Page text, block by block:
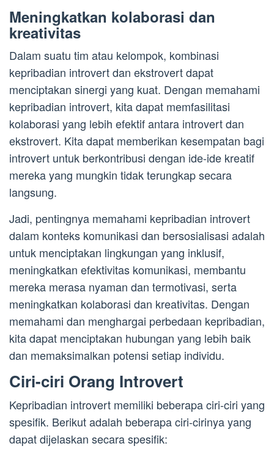
Meningkatkan kolaborasi dan
kreativitas
Dalam suatu tim atau kelompok, kombinasi
kepribadian introvert dan ekstrovert dapat
menciptakan sinergi yang kuat. Dengan memahami
kepribadian introvert, kita dapat memfasilitasi
kolaborasi yang lebih efektif antara introvert dan
ekstrovert. Kita dapat memberikan kesempatan bagi
introvert untuk berkontribusi dengan ide-ide kreatif
mereka yang mungkin tidak terungkap secara
langsung.
Jadi, pentingnya memahami kepribadian introvert
dalam konteks komunikasi dan bersosialisasi adalah
untuk menciptakan lingkungan yang inklusif,
meningkatkan efektivitas komunikasi, membantu
mereka merasa nyaman dan termotivasi, serta
meningkatkan kolaborasi dan kreativitas. Dengan
memahami dan menghargai perbedaan kepribadian,
kita dapat menciptakan hubungan yang lebih baik
dan memaksimalkan potensi setiap individu.
Ciri-ciri Orang Introvert
Kepribadian introvert memiliki beberapa ciri-ciri yang
spesifik. Berikut adalah beberapa ciri-cirinya yang
dapat dijelaskan secara spesifik: